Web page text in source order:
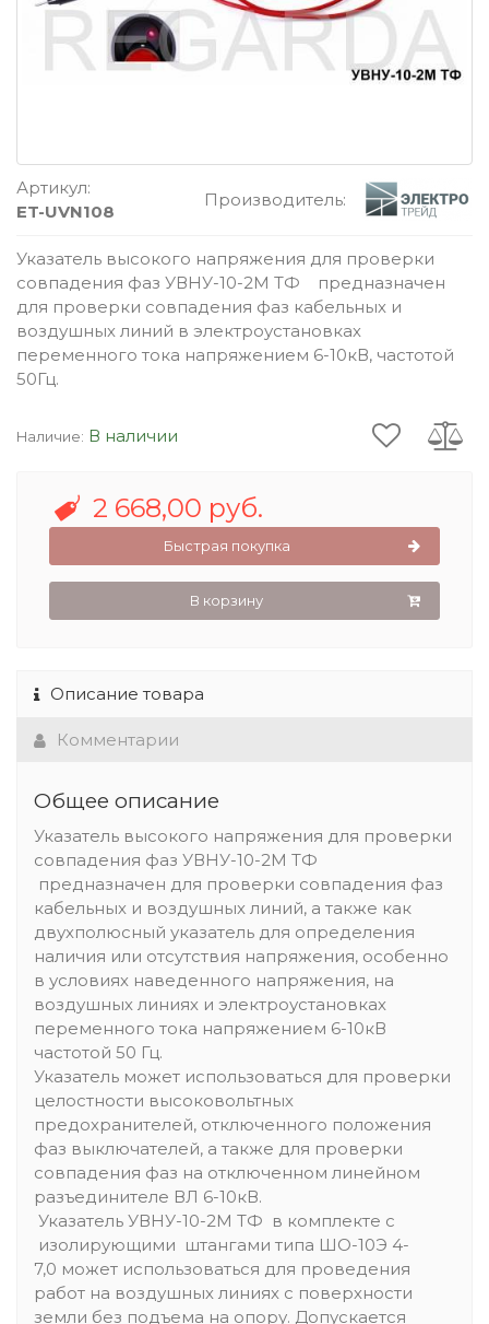
Артикул:
ET-UVN108
Производитель:
Указатель высокого напряжения для проверки
совпадения фаз УВНУ-10-2М ТФ предназначен
для проверки совпадения фаз кабельных и
воздушных линий в электроустановках
переменного тока напряжением 6-10кВ, частотой
50Гц.
Наличие: В наличии
2 668,00 руб.
Быстрая покупка
В корзину
Описание товара
Комментарии
Общее описание
Указатель высокого напряжения для проверки
совпадения фаз УВНУ-10-2М ТФ
предназначен для проверки совпадения фаз
кабельных и воздушных линий, а также как
двухполюсный указатель для определения
наличия или отсутствия напряжения, особенно
в условиях наведенного напряжения, на
воздушных линиях и электроустановках
переменного тока напряжением 6-10кВ
частотой 50 Гц.
Указатель может использоваться для проверки
целостности высоковольтных
предохранителей, отключенного положения
фаз выключателей, а также для проверки
совпадения фаз на отключенном линейном
разъединителе ВЛ 6-10кВ.
Указатель УВНУ-10-2М ТФ в комплекте с
изолирующими штангами типа ШО-10Э 4-
7,0 может использоваться для проведения
работ на воздушных линиях с поверхности
земли без подъема на опору. Допускается